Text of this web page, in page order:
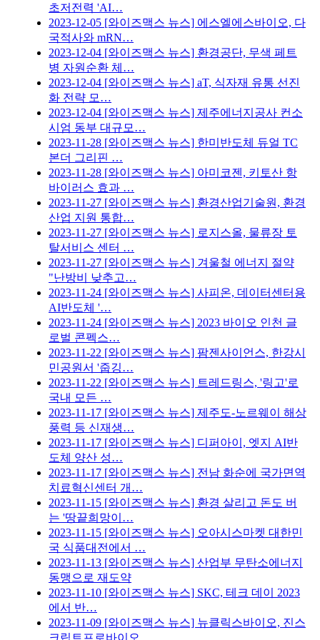
초저전력 'AI…
2023-12-05 [와이즈맥스 뉴스] 에스엘에스바이오, 다
국적사와 mRN…
2023-12-04 [와이즈맥스 뉴스] 환경공단, 무색 페트
병 자원순환 체…
2023-12-04 [와이즈맥스 뉴스] aT, 식자재 유통 선진
화 전략 모…
2023-12-04 [와이즈맥스 뉴스] 제주에너지공사 컨소
시엄 동부 대규모…
2023-11-28 [와이즈맥스 뉴스] 한미반도체 듀얼 TC
본더 그리핀 …
2023-11-28 [와이즈맥스 뉴스] 아미코젠, 키토산 항
바이러스 효과 …
2023-11-27 [와이즈맥스 뉴스] 환경산업기술원, 환경
산업 지원 통합…
2023-11-27 [와이즈맥스 뉴스] 로지스올, 물류장 토
탈서비스 센터 …
2023-11-27 [와이즈맥스 뉴스] 겨울철 에너지 절약
"난방비 낮추고…
2023-11-24 [와이즈맥스 뉴스] 사피온, 데이터센터용
AI반도체 '…
2023-11-24 [와이즈맥스 뉴스] 2023 바이오 인천 글
로벌 콘펙스…
2023-11-22 [와이즈맥스 뉴스] 팜젠사이언스, 한강시
민공원서 '줍깅…
2023-11-22 [와이즈맥스 뉴스] 트레드링스, '링고'로
국내 모든 …
2023-11-17 [와이즈맥스 뉴스] 제주도-노르웨이 해상
풍력 등 신재생…
2023-11-17 [와이즈맥스 뉴스] 디퍼아이, 엣지 AI반
도체 양산 성…
2023-11-17 [와이즈맥스 뉴스] 전남 화순에 국가면역
치료혁신센터 개…
2023-11-15 [와이즈맥스 뉴스] 환경 살리고 돈도 버
는 '땅끝희망이…
2023-11-15 [와이즈맥스 뉴스] 오아시스마켓 대한민
국 식품대전에서 …
2023-11-13 [와이즈맥스 뉴스] 산업부 무탄소에너지
동맹으로 재도약
2023-11-10 [와이즈맥스 뉴스] SKC, 테크 데이 2023
에서 반…
2023-11-09 [와이즈맥스 뉴스] 뉴클릭스바이오, 진스
크립트프로바이오…